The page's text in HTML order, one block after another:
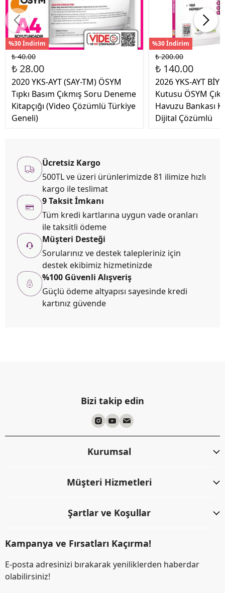
%30 İndirim
₺ 40.00
₺ 28.00
2020 YKS-AYT (SAY-TM) ÖSYM
Tıpkı Basım Çıkmış Soru Deneme
Kitapçığı (Video Çözümlü Türkiye
Geneli)
%30 İndirim
₺ 200.00
₺ 140.00
2026 YKS-AYT
Kutusu ÖSYM
Havuzu Bankası
Dijital Çözümlü
Ücretsiz Kargo
500TL ve üzeri ürünlerimizde 81 ilimize hızlı
kargo ile teslimat
9 Taksit İmkanı
Tüm kredi kartlarına uygun vade oranları
ile taksitli ödeme
Müşteri Desteği
Sorularınız ve destek talepleriniz için
destek ekibimiz hizmetinizde
%100 Güvenli Alışveriş
Güçlü ödeme altyapısı sayesinde kredi
kartınız güvende
Bizi takip edin
Kurumsal
Müşteri Hizmetleri
Şartlar ve Koşullar
Kampanya ve Fırsatları Kaçırma!
E-posta adresinizi bırakarak yeniliklerden haberdar
olabilirsiniz!